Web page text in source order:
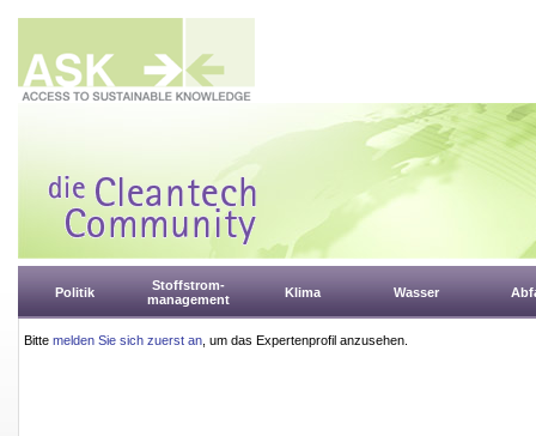
Politik
Stoffstrom-
management
Klima Wasser
Bitte melden Sie sich zuerst an , um das Expertenprofil anzusehen.